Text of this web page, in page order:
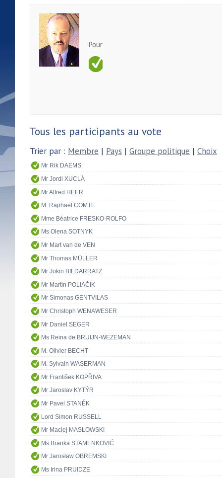
Pour
Tous les participants au vote
Trier par : Membre | Pays | Groupe politique | Choix
Mr Rik DAEMS
Mr Jordi XUCLÀ
Mr Alfred HEER
M. Raphaël COMTE
Mme Béatrice FRESKO-ROLFO
Ms Olena SOTNYK
Mr Mart van de VEN
Mr Thomas MÜLLER
Mr Jokin BILDARRATZ
Mr Martin POLIAČIK
Mr Simonas GENTVILAS
Mr Christoph WENAWESER
Mr Daniel SEGER
Ms Reina de BRUIJN-WEZEMAN
M. Olivier BECHT
M. Sylvain WASERMAN
Mr František KOPŘIVA
Mr Jaroslav KYTÝR
Mr Pavel STANĚK
Lord Simon RUSSELL
Mr Maciej MASŁOWSKI
Ms Branka STAMENKOVIĆ
Mr Jarosław OBREMSKI
Ms Irina PRUIDZE